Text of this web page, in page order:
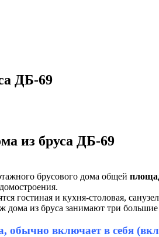
ДБ-69
из бруса ДБ-69
брусового дома общей
гостиная и кухня-столовая,
дома из бруса занимают три
обычно включает в себя